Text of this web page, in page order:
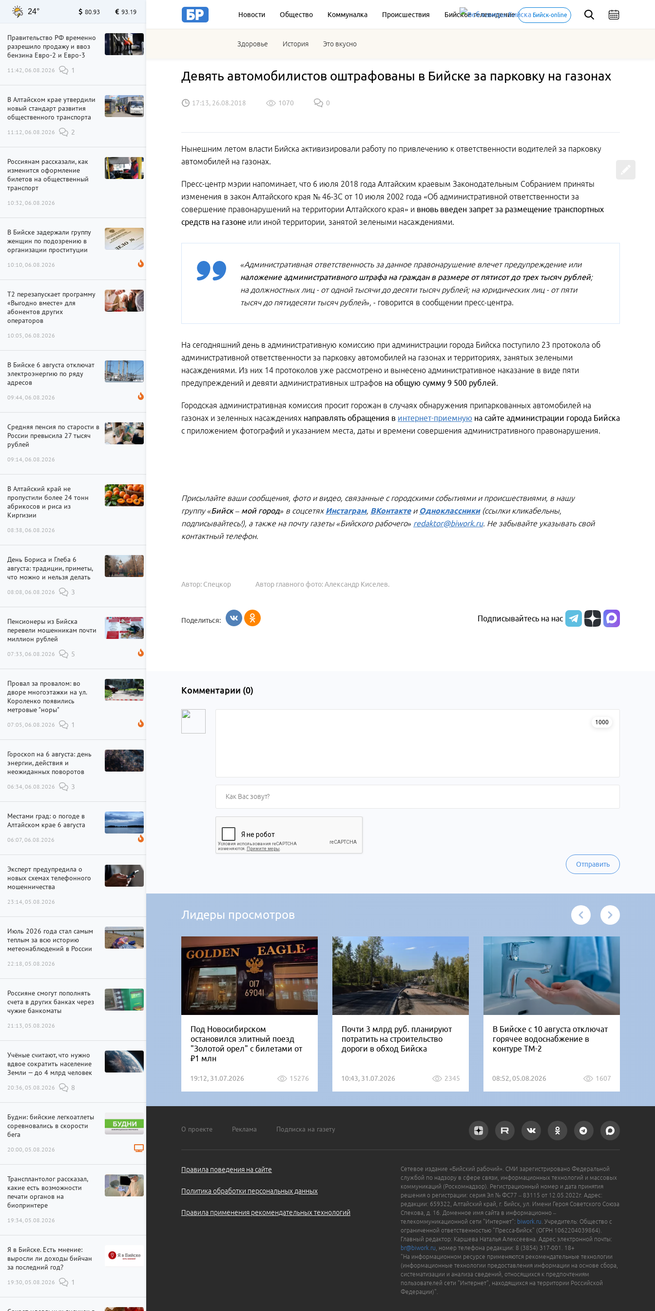
Новости Общество Коммуналка Происшествия Бийское телевидение Бийск-online
Здоровье История Это вкусно
24° 80.93 93.19
Правительство РФ временно
разрешило продажу и ввоз
бензина Евро-2 и Евро-3
11:42, 06.08.2026 1
В Алтайском крае утвердили
новый стандарт развития
общественного транспорта
11:12, 06.08.2026 2
Россиянам рассказали, как
изменится оформление
билетов на общественный
транспорт
10:32, 06.08.2026
В Бийске задержали группу
женщин по подозрению в
организации проституции
10:10, 06.08.2026
Т2 перезапускает программу
«Выгодно вместе» для
абонентов других
операторов
10:05, 06.08.2026
В Бийске 6 августа отключат
электроэнергию по ряду
адресов
09:44, 06.08.2026
Средняя пенсия по старости в
России превысила 27 тысяч
рублей
09:14, 06.08.2026
В Алтайский край не
пропустили более 24 тонн
абрикосов и риса из
Киргизии
08:38, 06.08.2026
День Бориса и Глеба 6
августа: традиции, приметы,
что можно и нельзя делать
08:08, 06.08.2026 3
Пенсионеры из Бийска
перевели мошенникам почти
миллион рублей
07:33, 06.08.2026 5
Провал за провалом: во
дворе многоэтажки на ул.
Короленко появились
метровые "норы"
07:05, 06.08.2026 1
Гороскоп на 6 августа: день
энергии, действия и
неожиданных поворотов
06:34, 06.08.2026 3
Местами град: о погоде в
Алтайском крае 6 августа
06:07, 06.08.2026
Эксперт предупредила о
новых схемах телефонного
мошенничества
23:14, 05.08.2026
Июль 2026 года стал самым
теплым за всю историю
метеонаблюдений в России
22:18, 05.08.2026
Россияне смогут пополнять
счета в других банках через
чужие банкоматы
21:13, 05.08.2026
Учёные считают, что нужно
вдвое сократить население
Земли — до 4 млрд человек
20:36, 05.08.2026 8
Будни: бийские легкоатлеты
соревновались в скорости
бега
20:00, 05.08.2026
Трансплантолог рассказал,
какие есть возможности
печати органов на
биопринтере
19:34, 05.08.2026
Я в Бийске. Есть мнение:
выросли ли доходы бийчан
за последний год?
19:30, 05.08.2026 1
Девять автомобилистов оштрафованы в Бийске за парковку на газонах
17:13, 26.08.2018 1070 0
Нынешним летом власти Бийска активизировали работу по привлечению к ответственности водителей за парковку
автомобилей на газонах.
Пресс-центр мэрии напоминает, что 6 июля 2018 года Алтайским краевым Законодательным Собранием приняты
изменения в закон Алтайского края № 46-ЗС от 10 июля 2002 года «Об административной ответственности за
совершение правонарушений на территории Алтайского края» и вновь введен запрет за размещение транспортных
средств на газоне или иной территории, занятой зелеными насаждениями.
«Административная ответственность за данное правонарушение влечет предупреждение или
наложение административного штрафа на граждан в размере от пятисот до трех тысяч рублей;
на должностных лиц - от одной тысячи до десяти тысяч рублей; на юридических лиц - от пяти
тысяч до пятидесяти тысяч рублей», - говорится в сообщении пресс-центра.
На сегодняшний день в административную комиссию при администрации города Бийска поступило 23 протокола об
административной ответственности за парковку автомобилей на газонах и территориях, занятых зелеными
насаждениями. Из них 14 протоколов уже рассмотрено и вынесено административное наказание в виде пяти
предупреждений и девяти административных штрафов на общую сумму 9 500 рублей.
Городская административная комиссия просит горожан в случаях обнаружения припаркованных автомобилей на
газонах и зеленных насаждениях направлять обращения в интернет-приемную на сайте администрации города Бийска
с приложением фотографий и указанием места, даты и времени совершения административного правонарушения.
Присылайте ваши сообщения, фото и видео, связанные с городскими событиями и происшествиями, в нашу
группу «Бийск – мой город» в соцсетях Инстаграм, ВКонтактеи Одноклассники(ссылки кликабельны,
подписывайтесь!), а также на почту газеты «Бийского рабочего» redaktor@biwork.ru. Не забывайте указывать свой
контактный телефон.
Автор: Спецкор Автор главного фото: Александр Киселев.
Поделиться: Подписывайтесь на нас
Комментарии (0)
1000
Отправить
Лидеры просмотров
Под Новосибирском
остановился элитный поезд
"Золотой орел" с билетами от
₽1 млн
19:12, 31.07.2026 15276
Почти 3 млрд руб. планируют
потратить на строительство
дороги в обход Бийска
10:43, 31.07.2026 2345
В Бийске с 10 августа отключат
горячее водоснабжение в
контуре ТМ-2
08:52, 05.08.2026 1607
О проекте Реклама Подписка на газету
Правила поведения на сайте
Политика обработки персональных данных
Правила применения рекомендательных технологий
Сетевое издание «Бийский рабочий». СМИ зарегистрировано Федеральной
службой по надзору в сфере связи, информационных технологий и массовых
коммуникаций (Роскомнадзор). Регистрационный номер и дата принятия
решения о регистрации: серия Эл № ФС77 – 83115 от 12.05.2022г. Адрес:
редакции: 659322, Алтайский край, г. Бийск, ул. Имени Героя Советского Союза
Спекова, д. 16. Доменное имя сайта в информационно –
телекоммуникационной сети "Интернет": biwork.ru . Учредитель: Общество с
ограниченной ответственностью "Пресса-Бийск" (ОГРН 1062204039864).
Главный редактор: Каршева Наталья Алексеевна. Адрес электронной почты:
br@biwork.ru , номер телефона редакции: 8 (3854) 317-001. 18+
"На информационном ресурсе применяются рекомендательные технологии
(информационные технологии предоставления информации на основе сбора,
систематизации и анализа сведений, относящихся к предпочтениям
пользователей сети "Интернет", находящихся на территории Российской
Федерации)".